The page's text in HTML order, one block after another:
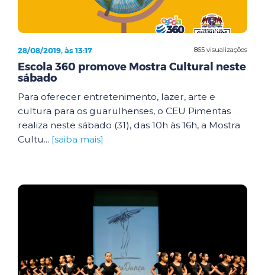
865 visualizações
28/08/2019, às 13:17
Escola 360 promove Mostra Cultural neste
sábado
Para oferecer entretenimento, lazer, arte e
cultura para os guarulhenses, o CEU Pimentas
realiza neste sábado (31), das 10h às 16h, a Mostra
Cultu... [saiba mais]